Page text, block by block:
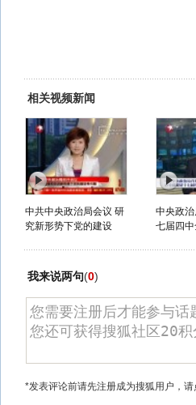
相关视频新闻
中共中央政治局会议 研
究新形势下党的建设
中央政
七届四
我来说两句(0)
*发表评论前请先注册成为搜狐用户，请